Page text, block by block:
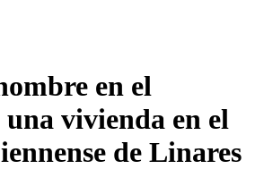
en el
vivienda en el
de Linares